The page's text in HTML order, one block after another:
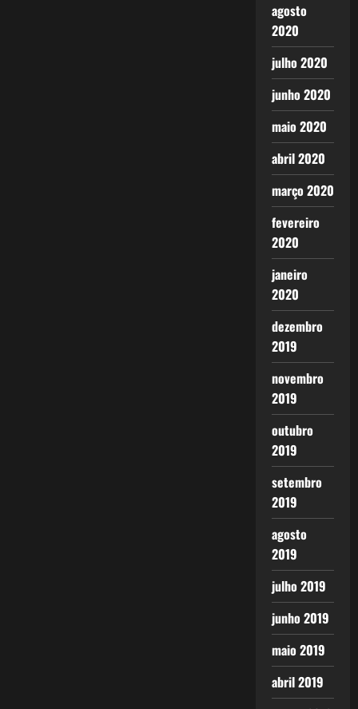
agosto
2020
julho 2020
junho 2020
maio 2020
abril 2020
março 2020
fevereiro
2020
janeiro
2020
dezembro
2019
novembro
2019
outubro
2019
setembro
2019
agosto
2019
julho 2019
junho 2019
maio 2019
abril 2019